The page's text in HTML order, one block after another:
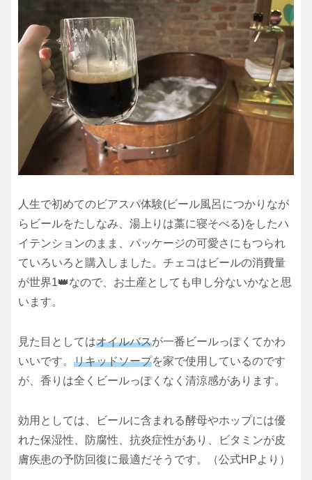
人生で初めてのビアスパ体験(ビール風呂につかりなが
らビールをたしなみ、湯上りは藁に寝そべる)をしたハ
イテンションのまま、パッケージの可愛さにもつられ
ていろいろと購入しました。チェコはビールの消費量
が世界1👑なので、お土産としても申し分ないかなと思
います。
見た目としてはオイルバスが一番ビールっぽくてかわ
いいです。 リキッドソープを家で使用しているのです
が、香りは全くビールっぽくなく清涼感があります。
効用としては、ビールに含まれる酵母やホップには優
れた保湿性、防腐性、抗炎症性があり、ビタミンが皮
膚疾患の予防回復に最適だそうです。（公式HPより）